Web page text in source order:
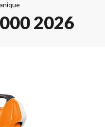
2026